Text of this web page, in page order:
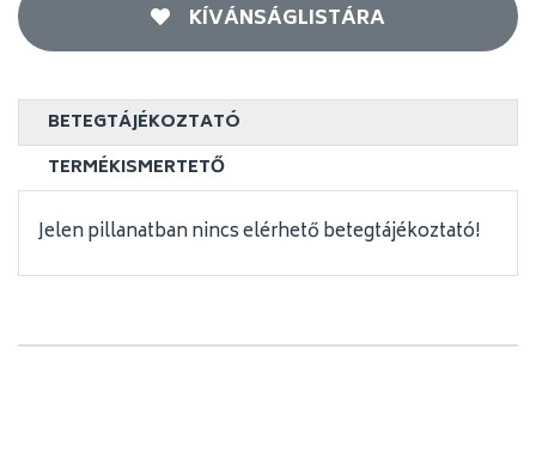
KÍVÁNSÁGLISTÁRA
BETEGTÁJÉKOZTATÓ
TERMÉKISMERTETŐ
Jelen pillanatban nincs elérhető betegtájékoztató!